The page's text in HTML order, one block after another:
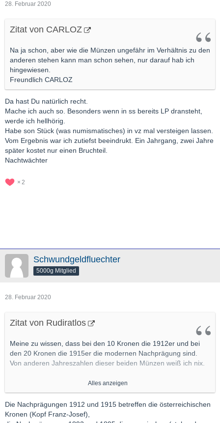
28. Februar 2020
Zitat von CARLOZ
Na ja schon, aber wie die Münzen ungefähr im Verhältnis zu den
anderen stehen kann man schon sehen, nur darauf hab ich
hingewiesen.
Freundlich CARLOZ
Da hast Du natürlich recht.
Mache ich auch so. Besonders wenn in ss bereits LP dransteht,
werde ich hellhörig.
Habe son Stück (was numismatisches) in vz mal versteigen lassen.
Vom Ergebnis war ich zutiefst beeindrukt. Ein Jahrgang, zwei Jahre
später kostet nur einen Bruchteil.
Nachtwächter
2
Schwundgeldfluechter
5000g Mitglied
28. Februar 2020
Zitat von Rudiratlos
Meine zu wissen, dass bei den 10 Kronen die 1912er und bei
den 20 Kronen die 1915er die modernen Nachprägung sind.
Von anderen Jahreszahlen dieser beiden Münzen weiß ich nix.
Meines Wissens ist 1892 der Nachprägejahrgang der 4er und
8er Gulden aus Österreich, vielleicht wurde da was verwechselt.
Bei den Dukaten ist es auch 1915, genauso bei den 100
Kronen.
Alles anzeigen
Die Nachprägungen 1912 und 1915 betreffen die österreichischen
Kronen (Kopf Franz-Josef),